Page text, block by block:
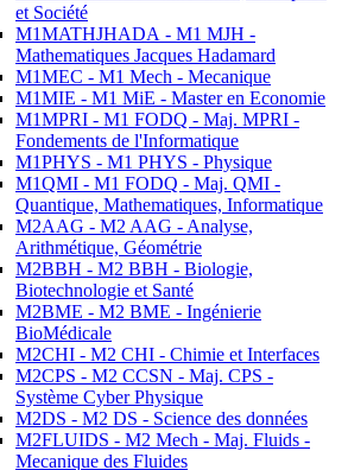
et Société
M1MATHJHADA - M1 MJH -
Mathematiques Jacques Hadamard
M1MEC - M1 Mech - Mecanique
M1MIE - M1 MiE - Master en Economie
M1MPRI - M1 FODQ - Maj. MPRI -
Fondements de l'Informatique
M1PHYS - M1 PHYS - Physique
M1QMI - M1 FODQ - Maj. QMI -
Quantique, Mathematiques, Informatique
M2AAG - M2 AAG - Analyse,
Arithmétique, Géométrie
M2BBH - M2 BBH - Biologie,
Biotechnologie et Santé
M2BME - M2 BME - Ingénierie
BioMédicale
M2CHI - M2 CHI - Chimie et Interfaces
M2CPS - M2 CCSN - Maj. CPS -
Système Cyber Physique
M2DS - M2 DS - Science des données
M2FLUIDS - M2 Mech - Maj. Fluids -
Mecanique des Fluides